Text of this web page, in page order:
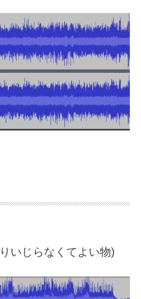
いじらなくてよい物)